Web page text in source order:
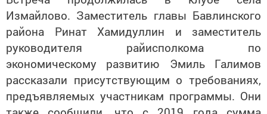
Измайлово. Заместитель главы Бавлинского
района Ринат Хамидуллин и заместитель
руководителя райисполкома по
экономическому развитию Эмиль Галимов
рассказали присутствующим о требованиях,
предъявляемых участникам программы. Они